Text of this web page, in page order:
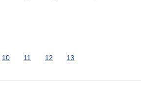
10 11 12 13